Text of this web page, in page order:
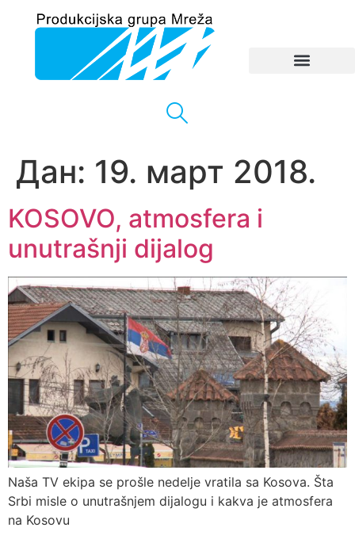
Дан: 19. март 2018.
KOSOVO, atmosfera i
unutrašnji dijalog
Naša TV ekipa se prošle nedelje vratila sa Kosova. Šta
Srbi misle o unutrašnjem dijalogu i kakva je atmosfera
na Kosovu